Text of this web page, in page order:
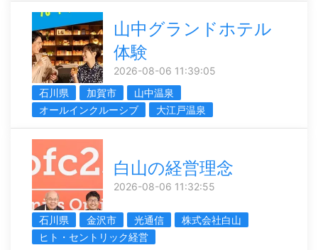
山中グランドホテル
体験
2026-08-06 11:39:05
石川県
加賀市
山中温泉
オールインクルーシブ
大江戸温泉
白山の経営理念
2026-08-06 11:32:55
石川県 金沢市 光通信
株式会社白山
ヒト・セントリック経営